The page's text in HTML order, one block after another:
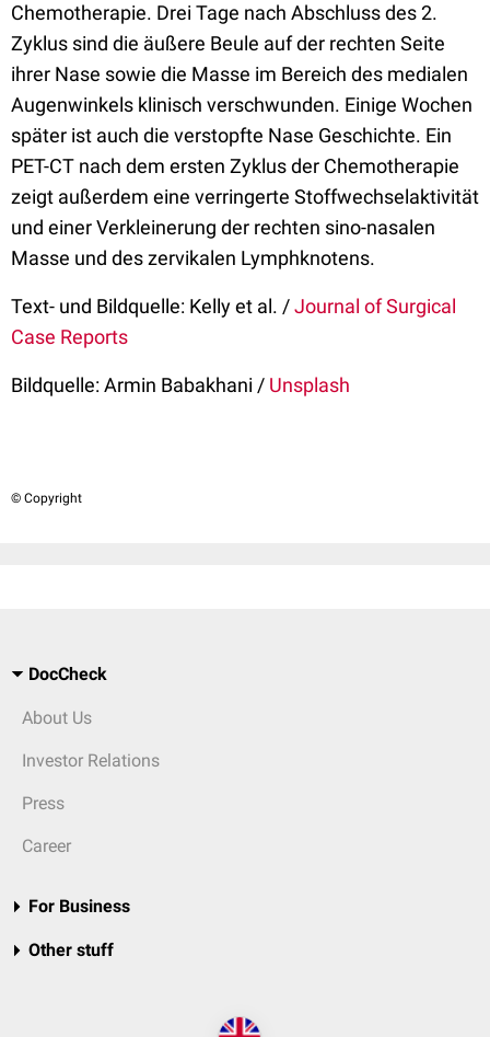
Chemotherapie. Drei Tage nach Abschluss des 2.
Zyklus sind die äußere Beule auf der rechten Seite
ihrer Nase sowie die Masse im Bereich des medialen
Augenwinkels klinisch verschwunden. Einige Wochen
später ist auch die verstopfte Nase Geschichte. Ein
PET-CT nach dem ersten Zyklus der Chemotherapie
zeigt außerdem eine verringerte Stoffwechselaktivität
und einer Verkleinerung der rechten sino-nasalen
Masse und des zervikalen Lymphknotens.
Text- und Bildquelle: Kelly et al. /Journal of Surgical
Case Reports
Bildquelle: Armin Babakhani / Unsplash
© Copyright
DocCheck
About Us
Investor Relations
Press
Career
For Business
Other stuff